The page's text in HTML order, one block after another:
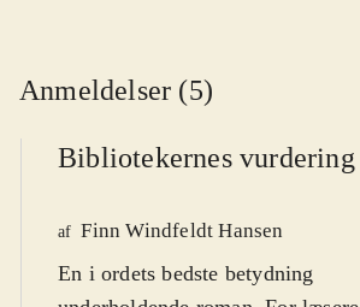
Anmeldelser (5)
Bibliotekernes vurdering
af Finn Windfeldt Hansen
En i ordets bedste betydning